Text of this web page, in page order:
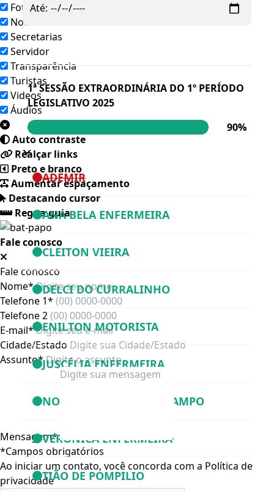
Fotos
Notícias
Secretarias
Servidor
Transparência
Turistas
Videos
Áudios
Auto contraste
Realçar links
Preto e branco
Aumentar espaçamento
Destacando cursor
Regua guia
Fale conosco
Fale conosco
Nome*
Telefone 1*
Telefone 2
E-mail*
Cidade/Estado
Assunto*
Mensagem*
*Campos obrigatórios
Ao iniciar um contato, você concorda com a Política de
privacidade
Até:
1ª SESSÃO EXTRAORDINÁRIA DO 1º PERÍODO
LEGISLATIVO 2025
90%
ADEMIR
ANA BELA ENFERMEIRA
CLEITON VIEIRA
DELCI DO CURRALINHO
ENILTON MOTORISTA
JUSCÉLIA ENFERMEIRA
NONDAS DA BOCA DO CAMPO
VERONICA ENFERMEIRA
TIÃO DE POMPILIO